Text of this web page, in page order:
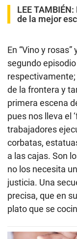
LEE TAMBIÉN:
de la mejor
En “Vino y
segundo
de la frontera y
primera escena
pues nos lleva el
trabajadores
corbatas,
a las cajas. Son
no los necesita
justicia. Una
precisa, que en
plato que se